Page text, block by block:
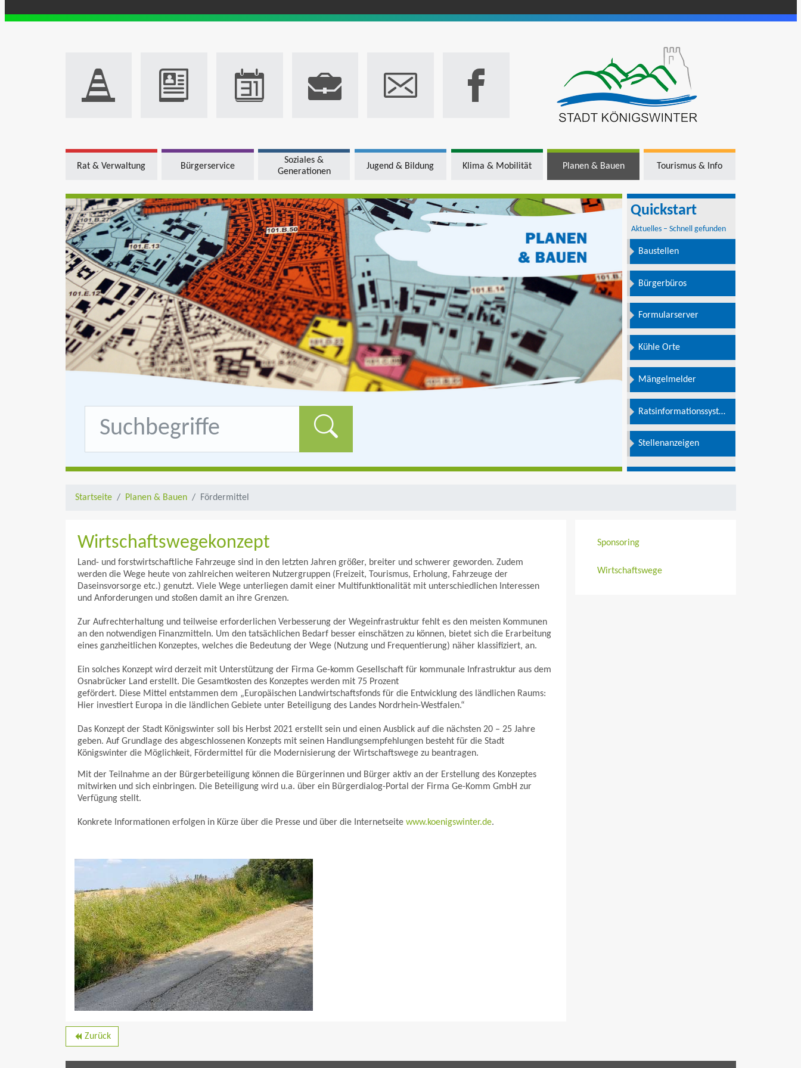
Rat & Verwaltung Bürgerservice
Soziales &
Generationen
Jugend & Bildung Klima & Mobilität Planen & Bauen Tourismus & Info
Formularschaltfläche
Quickstart
Aktuelles – Schnell gefunden
Baustellen
Bürgerbüros
Formularserver
Kühle Orte
Mängelmelder
Ratsinformationssystem
Stellenanzeigen
Startseite Planen & Bauen Fördermittel
Wirtschaftswegekonzept
Land- und forstwirtschaftliche Fahrzeuge sind in den letzten Jahren größer, breiter und schwerer geworden. Zudem
werden die Wege heute von zahlreichen weiteren Nutzergruppen (Freizeit, Tourismus, Erholung, Fahrzeuge der
Daseinsvorsorge etc.) genutzt. Viele Wege unterliegen damit einer Multifunktionalität mit unterschiedlichen Interessen
und Anforderungen und stoßen damit an ihre Grenzen.
Zur Aufrechterhaltung und teilweise erforderlichen Verbesserung der Wegeinfrastruktur fehlt es den meisten Kommunen
an den notwendigen Finanzmitteln. Um den tatsächlichen Bedarf besser einschätzen zu können, bietet sich die Erarbeitung
eines ganzheitlichen Konzeptes, welches die Bedeutung der Wege (Nutzung und Frequentierung) näher klassifiziert, an.
Ein solches Konzept wird derzeit mit Unterstützung der Firma Ge-komm Gesellschaft für kommunale Infrastruktur aus dem
Osnabrücker Land erstellt. Die Gesamtkosten des Konzeptes werden mit 75 Prozent
gefördert. Diese Mittel entstammen dem „Europäischen Landwirtschaftsfonds für die Entwicklung des ländlichen Raums:
Hier investiert Europa in die ländlichen Gebiete unter Beteiligung des Landes Nordrhein-Westfalen.“
Das Konzept der Stadt Königswinter soll bis Herbst 2021 erstellt sein und einen Ausblick auf die nächsten 20 – 25 Jahre
geben. Auf Grundlage des abgeschlossenen Konzepts mit seinen Handlungsempfehlungen besteht für die Stadt
Königswinter die Möglichkeit, Fördermittel für die Modernisierung der Wirtschaftswege zu beantragen.
Mit der Teilnahme an der Bürgerbeteiligung können die Bürgerinnen und Bürger aktiv an der Erstellung des Konzeptes
mitwirken und sich einbringen. Die Beteiligung wird u.a. über ein Bürgerdialog-Portal der Firma Ge-Komm GmbH zur
Verfügung stellt.
Konkrete Informationen erfolgen in Kürze über die Presse und über die Internetseite www.koenigswinter.de.
backward Zurück
Sponsoring
Wirtschaftswege